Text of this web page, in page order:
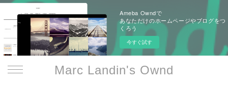
Ameba Owndで
あなただけのホームページやブログをつ
くろう
今すぐ試す
Marc Landin's Ownd